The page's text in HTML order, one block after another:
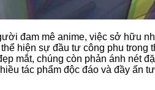
đam mê anime, việc sở hữu
hiện sự đầu tư công phu trong
mắt, chúng còn phản ánh nét
tác phẩm độc đáo và đầy ấn